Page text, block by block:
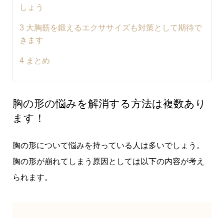
しょう
3 大胸筋を鍛えるエクササイズも対策として期待で
きます
4 まとめ
胸の形の悩みを解消する方法は複数あり
ます！
胸の形について悩みを持っている人は多いでしょう。
胸の形が崩れてしまう原因としては以下の内容が考え
られます。